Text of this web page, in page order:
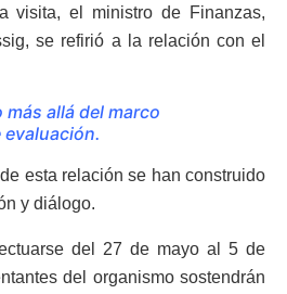
visita, el ministro de Finanzas,
se refirió a la relación con el
allá del marco
esta relación se han construido
y diálogo.
del 27 de mayo al 5 de
del organismo sostendrán